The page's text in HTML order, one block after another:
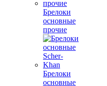
Брелоки
основные
прочие
Брелоки
основные